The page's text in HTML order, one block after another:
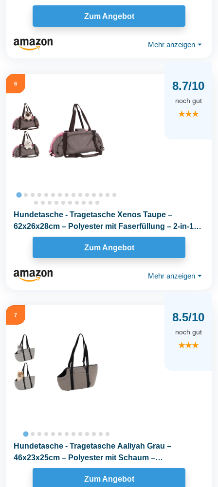
Welpen...
Zum Angebot
Mehr anzeigen ⏷
6 8.7/10
noch gut
★★★
Hundetasche - Tragetasche Xenos Taupe –
62x26x28cm – Polyester mit Faserfüllung – 2-in-1
Zum Angebot
Mehr anzeigen ⏷
7 8.5/10
noch gut
★★★
Hundetasche - Tragetasche Aaliyah Grau –
46x23x25cm – Polyester mit Schaum –
Abnehmbares...
Zum Angebot